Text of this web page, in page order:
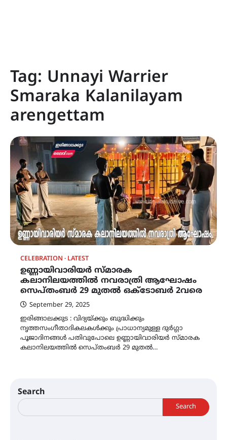
Tag: Unnayi Warrier
Smaraka Kalanilayam
arengettam
CELEBRATION LATEST
ഉണ്ണായിവാരിയർ സ്‌മാരക
കലാനിലയത്തിൽ നവരാത്രി ആഘോഷം
സെപ്തംബർ 29 മുതൽ ഒക്ടോബർ 2വരെ
September 29, 2025
ഇരിങ്ങാലക്കുട : വിദ്യയ്ക്കും ബുദ്ധിക്കും
നൃത്തസംഗീതാദികലകൾക്കും പ്രാധാന്യമുള്ള ദുർഗ്ഗാ
പൂജാദിനങ്ങൾ പതിവുപോലെ ഉണ്ണായിവാരിയർ സ്‌മാരക
കലാനിലയത്തിൽ സെപ്തംബർ 29 മുതൽ…
Search
Search